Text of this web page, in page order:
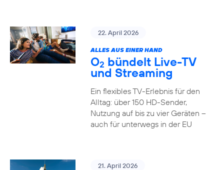
22. April 2026
ALLES AUS EINER HAND
O2 bündelt Live-TV
und Streaming
Ein flexibles TV-Erlebnis für den
Alltag: über 150 HD-Sender,
Nutzung auf bis zu vier Geräten –
auch für unterwegs in der EU
21. April 2026